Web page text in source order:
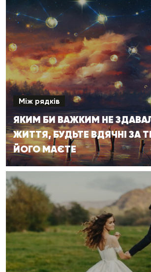
Між рядків
ЯКИМ БИ ВАЖКИМ НЕ
ЖИТТЯ, БУДЬТЕ ВДЯЧНІ ЗА
ЙОГО МАЄТЕ